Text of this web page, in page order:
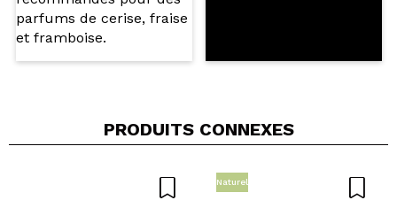
ENVOYER
PRODUITS CONNEXES
Naturel